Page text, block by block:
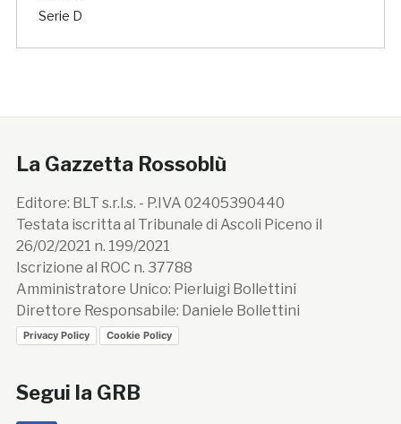
Serie D
La Gazzetta Rossoblù
Editore: BLT s.r.l.s. - P.IVA 02405390440
Testata iscritta al Tribunale di Ascoli Piceno il
26/02/2021 n. 199/2021
Iscrizione al ROC n. 37788
Amministratore Unico: Pierluigi Bollettini
Direttore Responsabile: Daniele Bollettini
Privacy Policy Cookie Policy
Segui la GRB